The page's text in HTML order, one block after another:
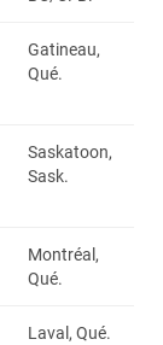
Gatineau,
Qué.
Saskatoon,
Sask.
Montréal,
Qué.
Laval, Qué.